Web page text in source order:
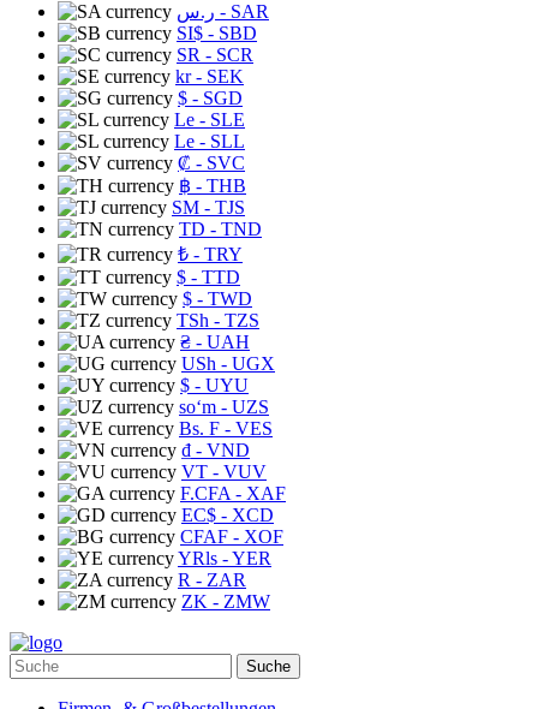
ر.س - SAR
SI$ - SBD
SR - SCR
kr- SEK
$ - SGD
Le - SLE
Le - SLL
₡ - SVC
฿ - THB
ЅМ - TJS
TD - TND
₺ - TRY
$ - TTD
$ - TWD
TSh - TZS
₴ - UAH
USh - UGX
$ - UYU
soʻm - UZS
Bs. F - VES
₫ - VND
VT - VUV
F.CFA - XAF
EC$ - XCD
CFAF - XOF
YRls - YER
R - ZAR
ZK - ZMW
Suche